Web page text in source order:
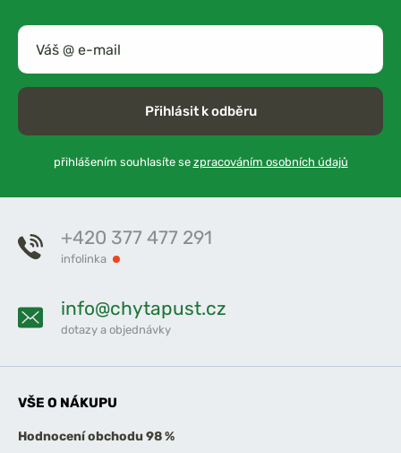
Přihlásit k odběru
přihlášením souhlasíte se zpracováním osobních údajů
+420 377 477 291
infolinka
info@chytapust.cz
dotazy a objednávky
VŠE O NÁKUPU
Hodnocení obchodu 98 %